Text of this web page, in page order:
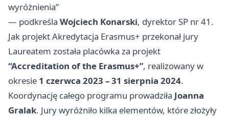
wyróżnienia”
— podkreśla Wojciech Konarski, dyrektor SP nr 41.
Jak projekt Akredytacja Erasmus+ przekonał jury
Laureatem została placówka za projekt
“Accreditation of the Erasmus+”, realizowany w
okresie 1 czerwca 2023 – 31 sierpnia 2024.
Koordynację całego programu prowadziła Joanna
Gralak. Jury wyróżniło kilka elementów, które złożyły